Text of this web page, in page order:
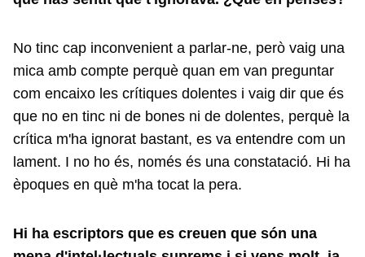
No tinc cap inconvenient a parlar-ne, però vaig una
mica amb compte perquè quan em van preguntar
com encaixo les crítiques dolentes i vaig dir que és
que no en tinc ni de bones ni de dolentes, perquè la
crítica m'ha ignorat bastant, es va entendre com un
lament. I no ho és, només és una constatació. Hi ha
èpoques en què m'ha tocat la pera.
Hi ha escriptors que es creuen que són una